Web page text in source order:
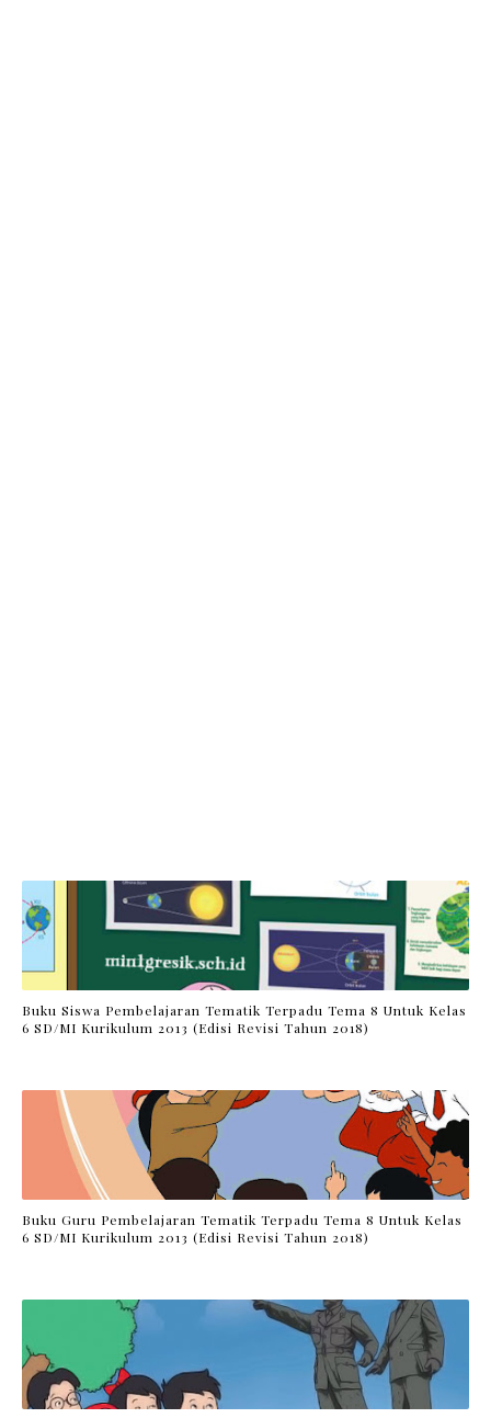
Buku Siswa Pembelajaran Tematik Terpadu Tema 8 Untuk Kelas
6 SD/MI Kurikulum 2013 (Edisi Revisi Tahun 2018)
Buku Guru Pembelajaran Tematik Terpadu Tema 8 Untuk Kelas
6 SD/MI Kurikulum 2013 (Edisi Revisi Tahun 2018)